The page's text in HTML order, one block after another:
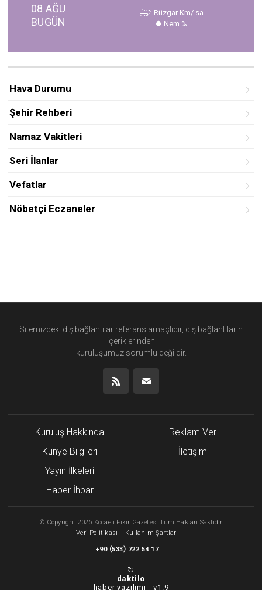
08 AĞU
BUGÜN
Rüzgar Km/ sa
Nem %
Hava Durumu
Şehir Rehberi
Namaz Vakitleri
Seri İlanlar
Vefatlar
Nöbetçi Eczaneler
Sitemizdeki dış bağlantılar referans amaçlıdır, dış bağlantıların
içeriklerinden
kuruluşumuz sorumlu değildir.
Kuruluş Hakkında
Künye Bilgileri
Yayın İlkeleri
Haber İhbar
Reklam Ver
İletişim
© Copyright 2026 Kocaeli Fikir Gazetesi Tüm Hakları Saklıdır
Veri Politikası
Kullanım Şartları
+90 (533) 722 54 17
daktilo
haber yazılımı -v1.9